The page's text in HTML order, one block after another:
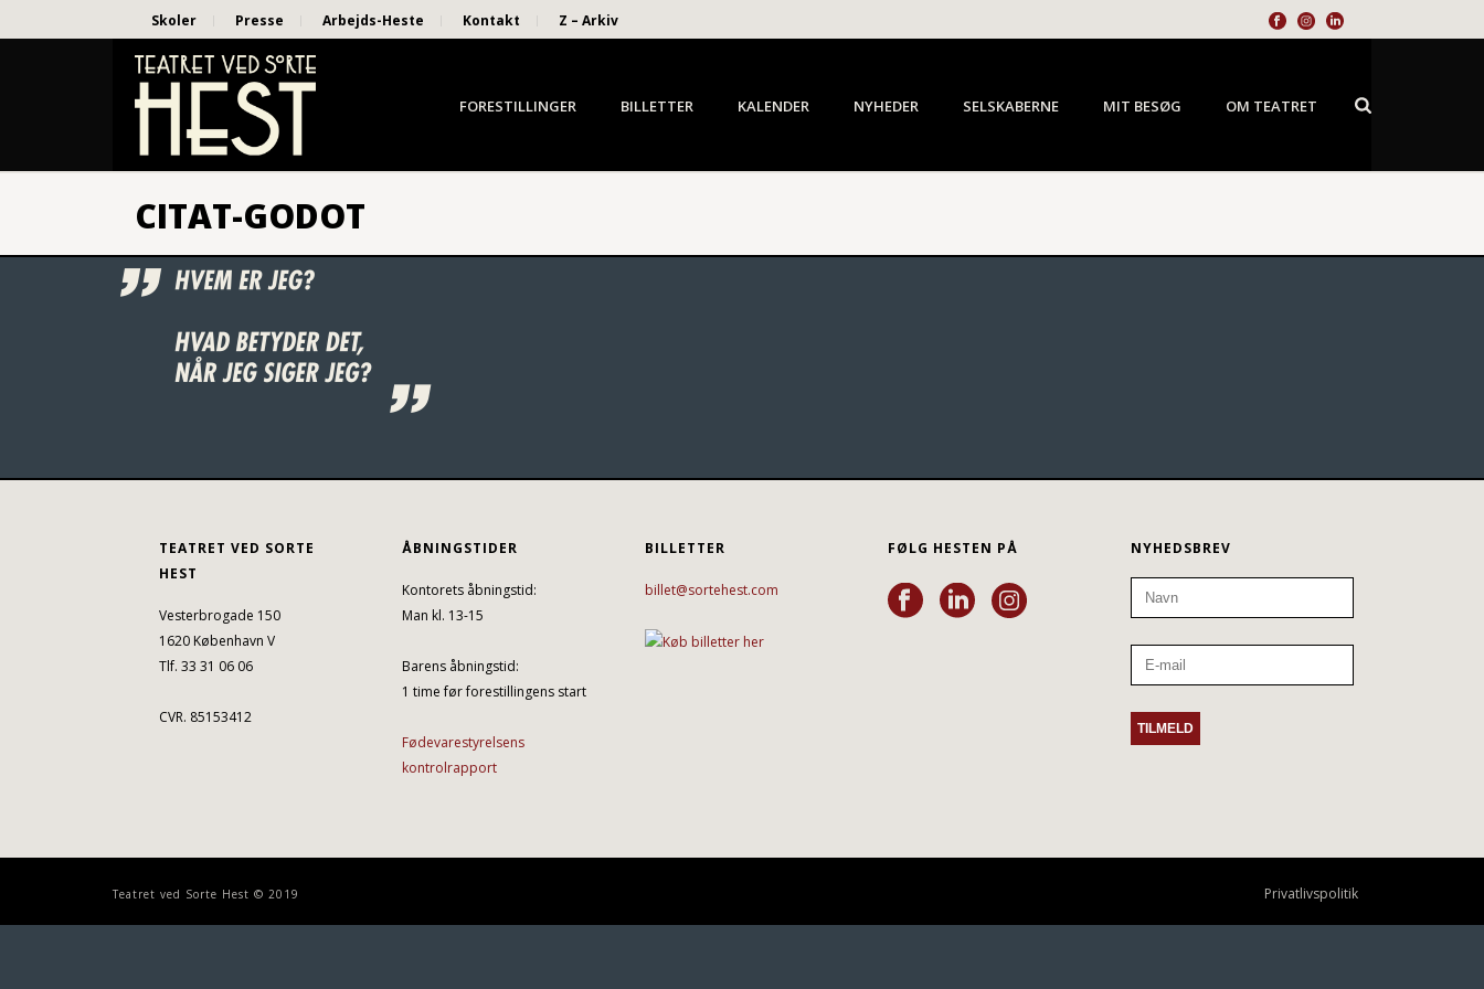
Skoler Presse Arbejds-Heste Kontakt Z – Arkiv
FORESTILLINGER BILLETTER KALENDER NYHEDER SELSKABERNE MIT BESØG OM TEATRET
CITAT-GODOT
TEATRET VED SORTE
HEST
Vesterbrogade 150
1620 København V
Tlf. 33 31 06 06
CVR. 85153412
ÅBNINGSTIDER
Kontorets åbningstid:
Man kl. 13-15
Barens åbningstid:
1 time før forestillingens start
Fødevarestyrelsens
kontrolrapport
BILLETTER
billet@sortehest.com
FØLG HESTEN PÅ NYHEDSBREV
Teatret ved Sorte Hest © 2019 Privatlivspolitik